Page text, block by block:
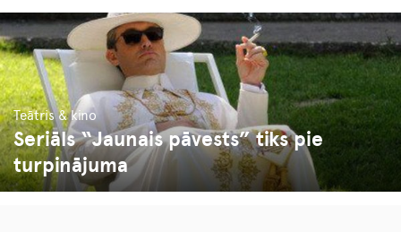
Teātris & kino
Seriāls “Jaunais pāvests” tiks pie
turpinājuma